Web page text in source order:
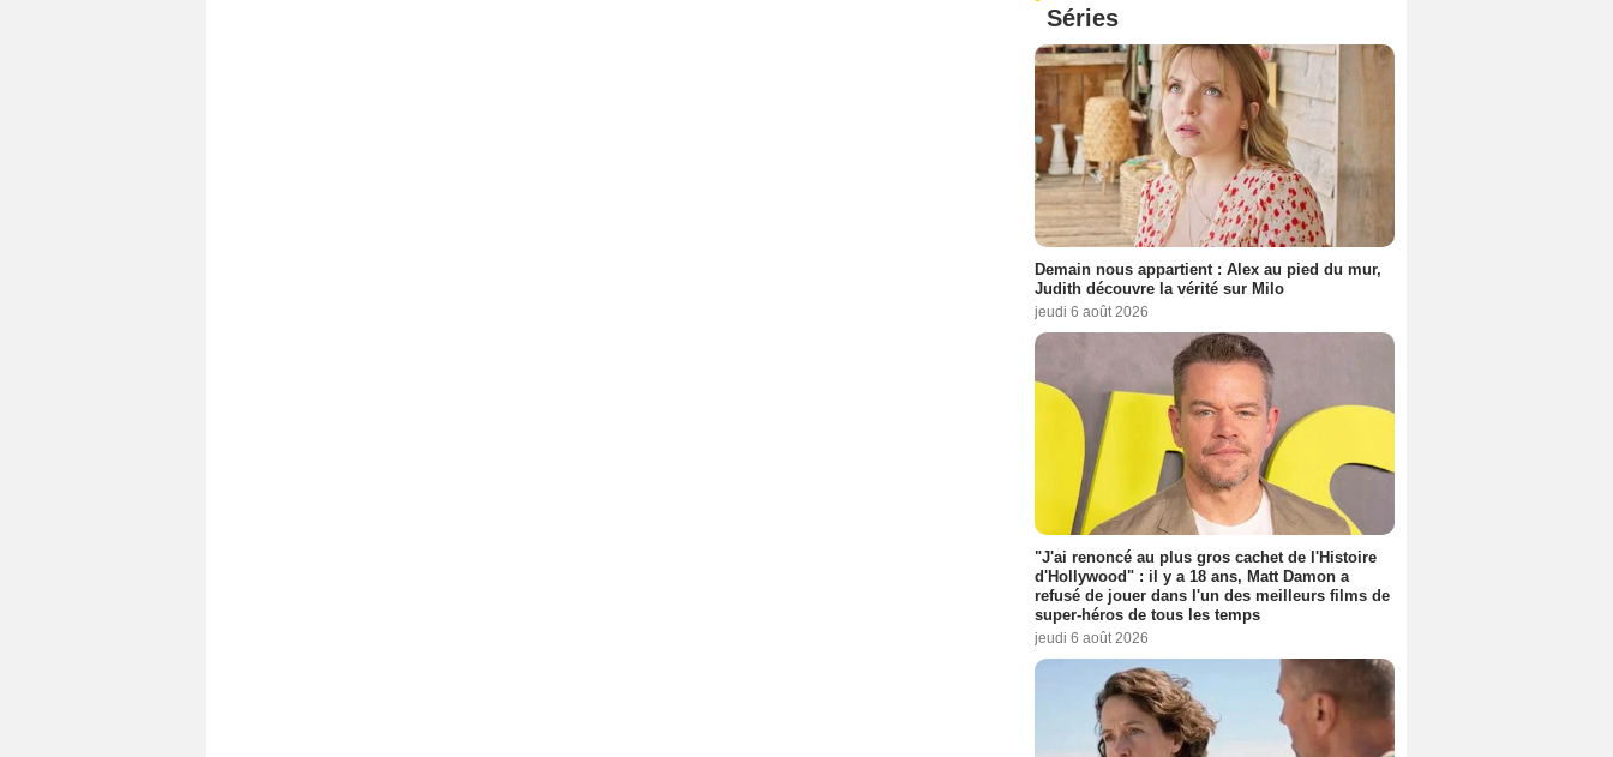
Séries
Demain nous appartient : Alex au pied du mur,
Judith découvre la vérité sur Milo
jeudi 6 août 2026
"J'ai renoncé au plus gros cachet de l'Histoire
d'Hollywood" : il y a 18 ans, Matt Damon a
refusé de jouer dans l'un des meilleurs films de
super-héros de tous les temps
jeudi 6 août 2026